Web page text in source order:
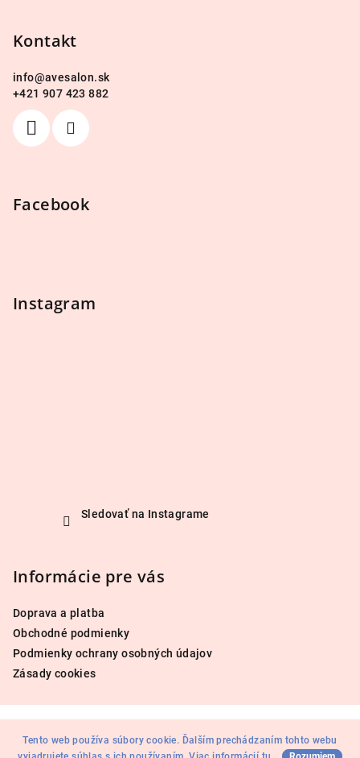
Tento web používa súbory cookie. Ďalším prechádzaním tohto webu
Kontakt
info@avesalon.sk
+421 907 423 882
Facebook
Instagram
Sledovať na Instagrame
Informácie pre vás
Doprava a platba
Obchodné podmienky
Podmienky ochrany osobných údajov
Zásady cookies